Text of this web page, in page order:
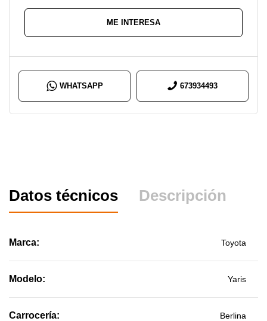
ME INTERESA
WHATSAPP 673934493
Datos técnicos Descripción
Marca: Toyota
Modelo: Yaris
Carrocería: Berlina